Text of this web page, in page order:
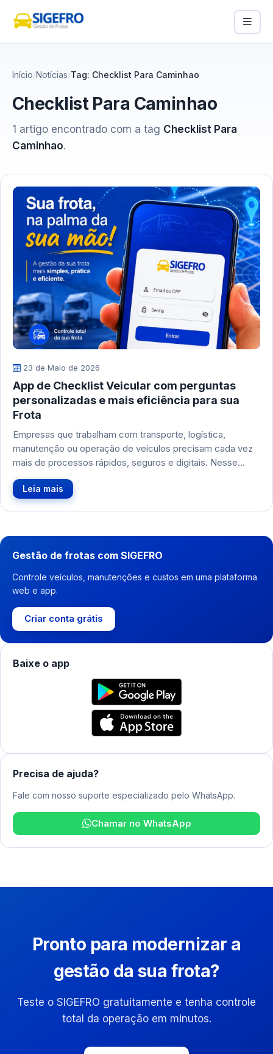
Início Notícias Tag: Checklist Para Caminhao
Checklist Para Caminhao
1 artigo encontrado com a tag Checklist Para
Caminhao.
23 de Maio de 2026
App de Checklist Veicular com perguntas
personalizadas e mais eficiência para sua
Frota
Empresas que trabalham com transporte, logística,
manutenção ou operação de veículos precisam cada vez
mais de processos rápidos, seguros e digitais. Nesse…
Leia mais
Gestão de frotas com SIGEFRO
Controle veículos, manutenções e custos em uma plataforma
web e app.
Criar conta grátis
Baixe o app
Precisa de ajuda?
Fale com nosso suporte especializado pelo WhatsApp.
Chamar no WhatsApp
Pronto para modernizar a
gestão da sua frota?
Teste o SIGEFRO gratuitamente e tenha controle
total da operação em minutos.